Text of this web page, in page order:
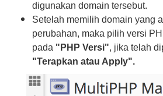
digunakan domain tersebut.
Setelah memilih domain yang
perubahan, maka pilih versi
pada "PHP Versi", jika telah
"Terapkan atau Apply".